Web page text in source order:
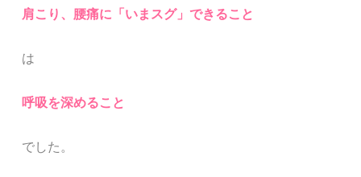
肩こり、腰痛に「いまスグ」できること
は
呼吸を深めること
でした。